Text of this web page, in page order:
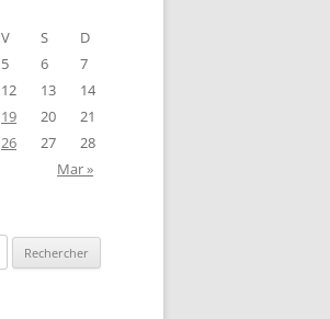
V S
D
5 6
7
12 13
14
19 20
21
26 27
28
Mar »